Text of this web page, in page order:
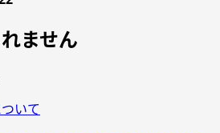
ません
いて